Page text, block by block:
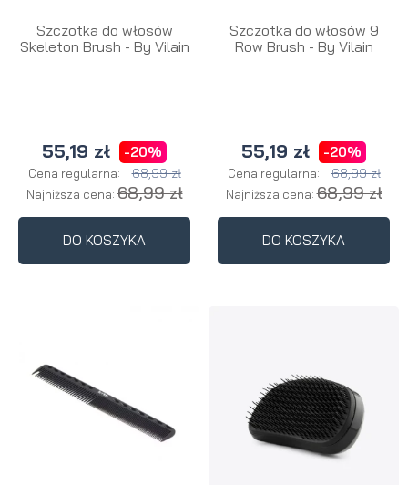
Szczotka do włosów
Skeleton Brush - By Vilain
55,19 zł -20%
Cena regularna: 68,99 zł
Najniższa cena:68,99 zł
DO KOSZYKA
Szczotka do włosów 9
Row Brush - By Vilain
55,19 zł -20%
Cena regularna: 68,99 zł
Najniższa cena:68,99 zł
DO KOSZYKA